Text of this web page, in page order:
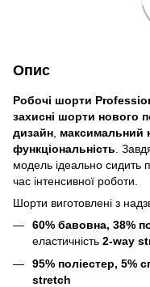
Опис
Робочі шорти
захисні шорти нового
дизайн максимальний
функціональність .
модель ідеально сидить
час інтенсивної роботи.
Шорти виготовлені з
60% бавовна, 38%
еластичність 2-way
95% поліестер, 5%
stretch